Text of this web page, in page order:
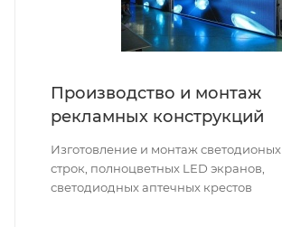
Производство и монтаж
рекламных конструкций
Изготовление и монтаж
строк, полноцветных LED экранов,
светодиодных аптечных крестов